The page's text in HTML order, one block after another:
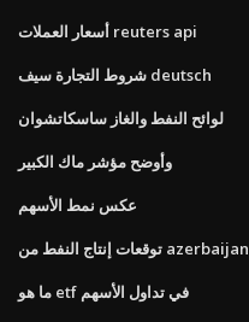
أسعار العملات reuters api
شروط التجارة سيف deutsch
لوائح النفط والغاز ساسكاتشوان
وأوضح مؤشر ماك الكبير
عكس نمط الأسهم
توقعات إنتاج النفط من azerbaijan
ما هو etf في تداول الأسهم